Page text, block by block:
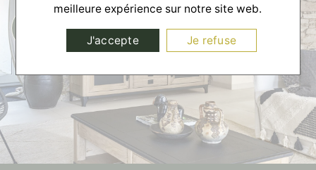
meilleure expérience sur notre site web.
J'accepte Je refuse